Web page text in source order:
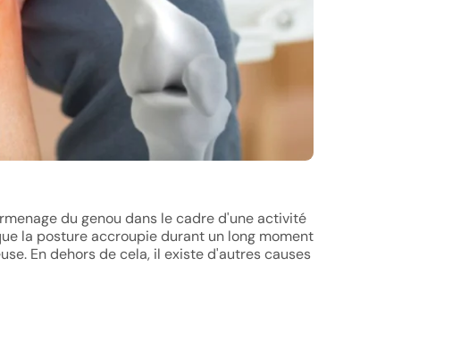
du genou dans le cadre d'une activité
la posture accroupie durant un long moment
En dehors de cela, il existe d'autres causes